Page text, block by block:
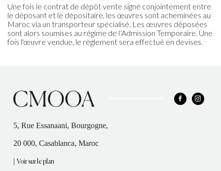
Une fois le contrat de dépôt vente signé conjointement entre
le déposant et le dépositaire, les œuvres sont acheminées au
Maroc via un transporteur spécialisé. Les œuvres déposées
sont alors soumises au régime de l’Admission Temporaire. Une
fois l'œuvre vendue, le règlement sera effectué en devises.
5, Rue Essanaani, Bourgogne,
20 000, Casablanca, Maroc
|Voir sur le plan